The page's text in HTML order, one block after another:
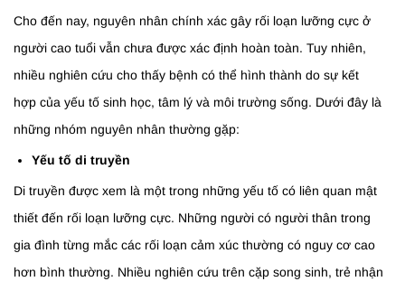
Cho đến nay, nguyên nhân chính xác gây rối loạn lưỡng cực ở
người cao tuổi vẫn chưa được xác định hoàn toàn. Tuy nhiên,
nhiều nghiên cứu cho thấy bệnh có thể hình thành do sự kết
hợp của yếu tố sinh học, tâm lý và môi trường sống. Dưới đây là
những nhóm nguyên nhân thường gặp:
Yếu tố di truyền
Di truyền được xem là một trong những yếu tố có liên quan mật
thiết đến rối loạn lưỡng cực. Những người có người thân trong
gia đình từng mắc các rối loạn cảm xúc thường có nguy cơ cao
hơn bình thường. Nhiều nghiên cứu trên cặp song sinh, trẻ nhận